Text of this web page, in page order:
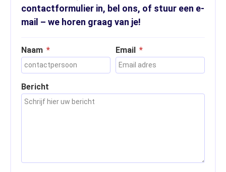
contactformulier in, bel ons, of stuur een e-
mail – we horen graag van je!
Naam Email
Bericht